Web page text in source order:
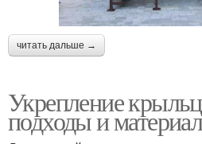
читать дальше →
Укрепление
подходы и